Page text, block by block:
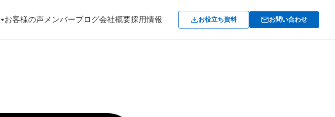
お客様の声 メンバーブログ会社概要採用情報 お役立ち資料 お問い合わせ